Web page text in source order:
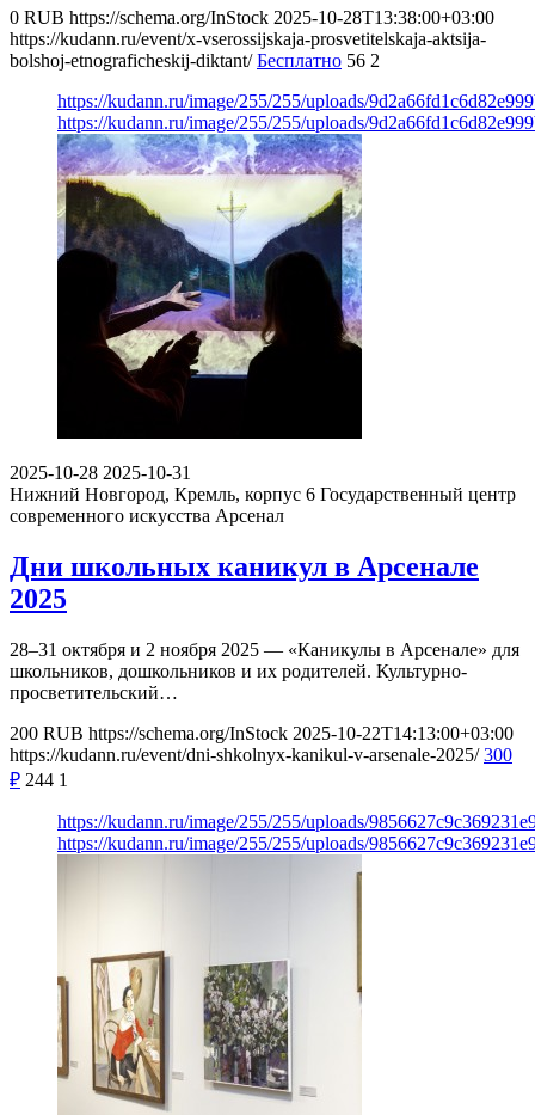
0 RUB https://schema.org/InStock 2025-10-28T13:38:00+03:00
https://kudann.ru/event/x-vserossijskaja-prosvetitelskaja-aktsija-
bolshoj-etnograficheskij-diktant/ Бесплатно 56 2
https://kudann.ru/image/255/255/uploads/
https://kudann.ru/image/255/255/uploads/
2025-10-28 2025-10-31
Нижний Новгород, Кремль, корпус 6 Государственный центр
современного искусства Арсенал
Дни школьных каникул в Арсенале
2025
28–31 октября и 2 ноября 2025 — «Каникулы в Арсенале» для
школьников, дошкольников и их родителей. Культурно-
просветительский…
200 RUB https://schema.org/InStock 2025-10-22T14:13:00+03:00
https://kudann.ru/event/dni-shkolnyx-kanikul-v-arsenale-2025/ 300
₽ 244 1
https://kudann.ru/image/255/255/uploads/
https://kudann.ru/image/255/255/uploads/